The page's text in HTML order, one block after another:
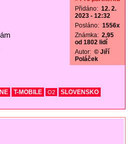
Přidáno: 12. 2.
2023 - 12:32
Posláno: 1556x
Známka: 2,95
od 1802 lidí
Autor: © Jiří
Poláček
T-MOBILE O2
SLOVENSKO